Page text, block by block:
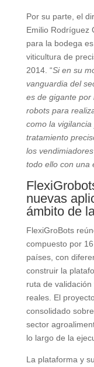
Por su parte, el
Emilio Rodríguez
para la bodega
viticultura de
2014. “Si en su
vanguardia del
es de gigante por
robots para
como la
tratamiento
los
todo ello con una
nuevas
ámbito de
FlexiGroBots
compuesto por
países, con
construir la
ruta de
reales. El
consolidado
sector
lo largo de la
La plataforma y